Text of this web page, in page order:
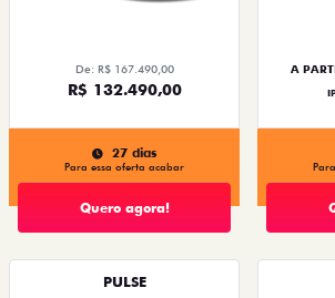
De: R$ 167.490,00
R$ 132.490,00
27 dias
Para essa oferta acabar
Quero agora!
A
PULSE